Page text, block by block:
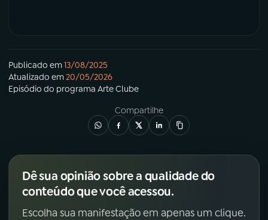
Publicado em13/08/2025
Atualizado em20/05/2026
Episódio do programa Arte Clube
Compartilhe
Dê sua opinião sobre a qualidade do
conteúdo que você acessou.
Escolha sua manifestação em apenas um clique.